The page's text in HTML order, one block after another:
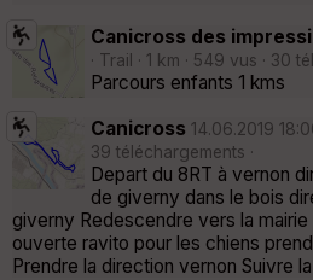
Canicross des
· Trail · 1 km · 549 vus · 30
Parcours enfants 1 kms
Canicross 14.06.2019
39 téléchargements ·
Depart du 8RT à vernon
de giverny dans le bois
giverny Redescendre vers la
ouverte ravito pour les chiens
Prendre la direction vernon Suivre